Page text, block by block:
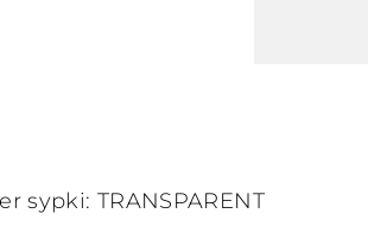
sypki: TRANSPARENT